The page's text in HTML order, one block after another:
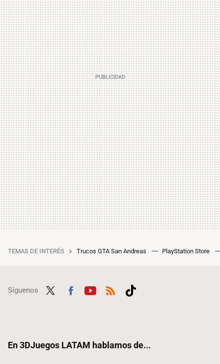
TEMAS DE INTERÉS Trucos GTA San Andreas PlayStation Store
Síguenos
En 3DJuegos LATAM hablamos de...